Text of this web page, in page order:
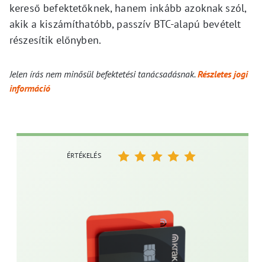
kereső befektetőknek, hanem inkább azoknak szól,
akik a kiszámíthatóbb, passzív BTC-alapú bevételt
részesítik előnyben.
Jelen írás nem minősül befektetési tanácsadásnak.Részletes jogi
információ
ÉRTÉKELÉS